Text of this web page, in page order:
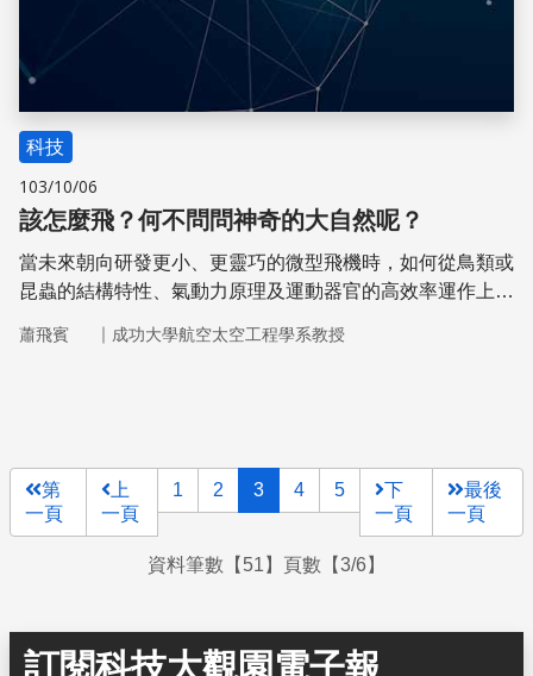
科技
103/10/06
該怎麼飛？何不問問神奇的大自然呢？
當未來朝向研發更小、更靈巧的微型飛機時，如何從鳥類或
昆蟲的結構特性、氣動力原理及運動器官的高效率運作上，
蕭飛賓 ｜ 成功大學航空太空工程學系教授
第
一頁
上
一頁
1 2 3 4 5
下
一頁
最後
一頁
資料筆數【51】頁數【3/6】
訂閱科技大觀園電子報